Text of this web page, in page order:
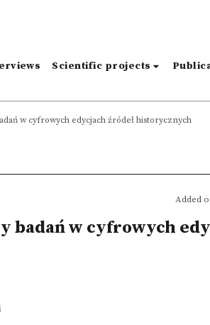
Scientific projects
w cyfrowych edycjach źródeł historycznych
Added
badań w cyfrowych